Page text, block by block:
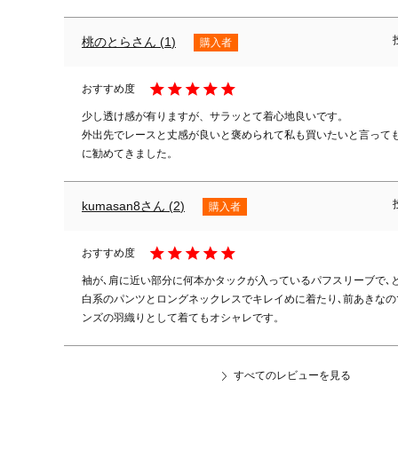
桃のとら 1 購入者
少し透け感が有りますが、サラッとて着心地良いです。
外出先でレースと丈感が良いと褒められて私も買いたいと言って
kumasan8 2 購入者
袖が､肩に近い部分に何本かタックが入っているパフスリーブで､
白系のパンツとロングネックレスでキレイめに着たり､前あきな
ンズの羽織りとして着てもオシャレです。
すべてのレビューを見る